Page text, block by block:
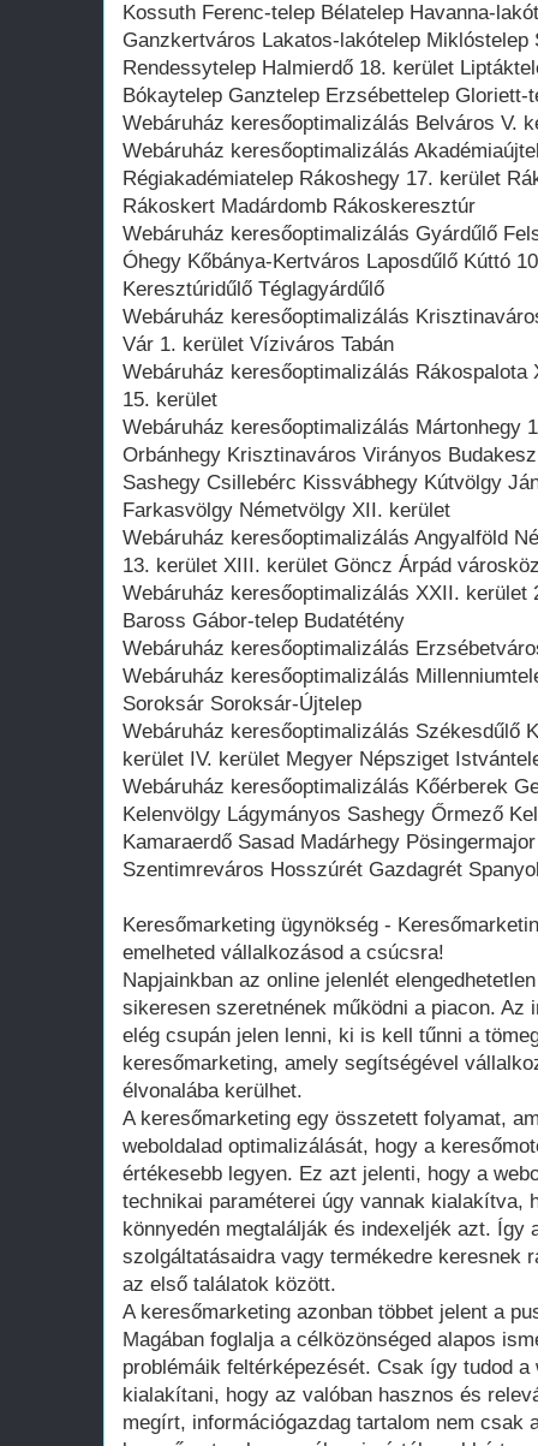
Kossuth Ferenc-telep Bélatelep Havanna-
Ganzkertváros Lakatos-lakótelep
Rendessytelep Halmierdő 18. kerület
Bókaytelep Ganztelep Erzsébettelep Gloriett-
Webáruház keresőoptimalizálás Belváros V.
Webáruház keresőoptimalizálás
Régiakadémiatelep Rákoshegy 17. kerület
Rákoskert Madárdomb Rákoskeresztúr
Webáruház keresőoptimalizálás Gyárdűlő
Óhegy Kőbánya-Kertváros Laposdűlő Kúttó
Keresztúridűlő Téglagyárdűlő
Webáruház keresőoptimalizálás
Vár 1. kerület Víziváros Tabán
Webáruház keresőoptimalizálás Rákospalota
15. kerület
Webáruház keresőoptimalizálás Mártonhegy
Orbánhegy Krisztinaváros Virányos
Sashegy Csillebérc Kissvábhegy Kútvölgy
Farkasvölgy Németvölgy XII. kerület
Webáruház keresőoptimalizálás Angyalföld
13. kerület XIII. kerület Göncz Árpád
Webáruház keresőoptimalizálás XXII. kerület
Baross Gábor-telep Budatétény
Webáruház keresőoptimalizálás
Webáruház keresőoptimalizálás
Soroksár Soroksár-Újtelep
Webáruház keresőoptimalizálás Székesdűlő
kerület IV. kerület Megyer Népsziget
Webáruház keresőoptimalizálás Kőérberek
Kelenvölgy Lágymányos Sashegy Őrmező
Kamaraerdő Sasad Madárhegy
Szentimreváros Hosszúrét Gazdagrét
Keresőmarketing ügynökség -
emelheted vállalkozásod a csúcsra!
Napjainkban az online jelenlét
sikeresen szeretnének működni a piacon. Az
elég csupán jelen lenni, ki is kell tűnni a
keresőmarketing, amely segítségével
élvonalába kerülhet.
A keresőmarketing egy összetett folyamat,
weboldalad optimalizálását, hogy a
értékesebb legyen. Ez azt jelenti, hogy a
technikai paraméterei úgy vannak kialakítva,
könnyedén megtalálják és indexeljék azt. Így
szolgáltatásaidra vagy termékedre keresnek
az első találatok között.
A keresőmarketing azonban többet jelent a
Magában foglalja a célközönséged alapos
problémáik feltérképezését. Csak így tudod a
kialakítani, hogy az valóban hasznos és
megírt, információgazdag tartalom nem csak